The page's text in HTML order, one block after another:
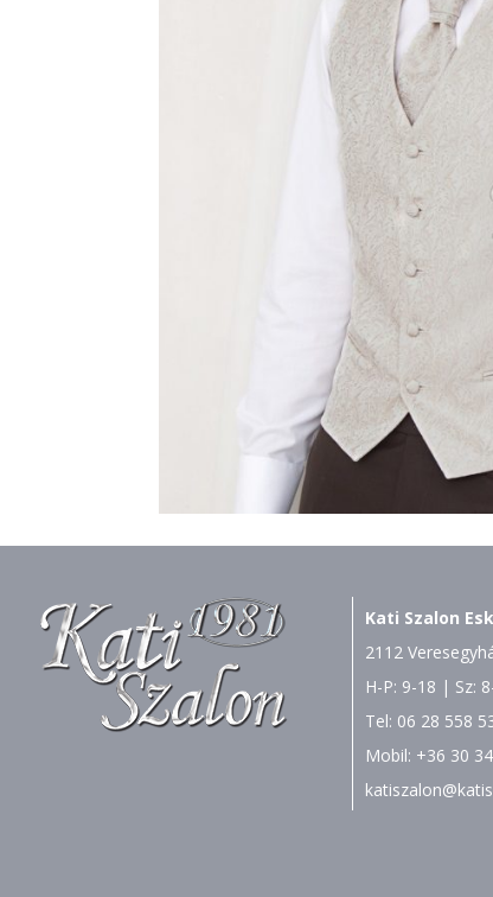
Kati Szalon
2112
H-P: 9-18 | Sz:
Tel: 06 28 558
Mobil: +36 30